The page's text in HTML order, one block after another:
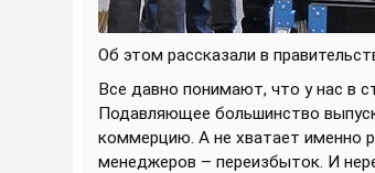
Об этом рассказали в
Все давно понимают, что у нас в
Подавляющее большинство
коммерцию. А не хватает именно
менеджеров – переизбыток. И